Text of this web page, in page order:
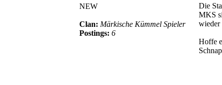
NEW
Clan: Märkische Kümmel Spieler
Postings: 6
Die
MKS
wieder
Hoffe